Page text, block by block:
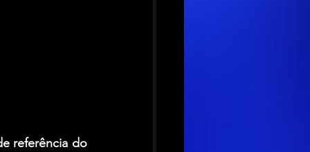
referência do